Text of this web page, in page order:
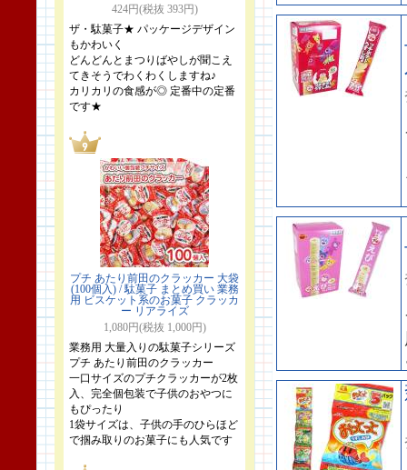
424円(税抜 393円)
ザ・駄菓子★ パッケージデザイン
もかわいく
どんどんとまつりばやしが聞こえ
てきそうでわくわくしますね♪
カリカリの食感が◎ 定番中の定番
です★
プチ あたり前田のクラッカー 大袋
(100個入) / 駄菓子 まとめ買い 業務
用 ビスケット系のお菓子 クラッカ
ー リアライズ
1,080円(税抜 1,000円)
業務用 大量入りの駄菓子シリーズ
プチ あたり前田のクラッカー
一口サイズのプチクラッカーが2枚
入、完全個包装で子供のおやつに
もぴったり
1袋サイズは、子供の手のひらほど
で掴み取りのお菓子にも人気です